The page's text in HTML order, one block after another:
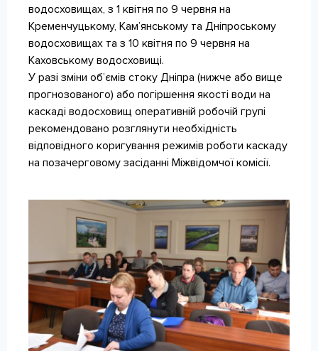
водосховищах, з 1 квітня по 9 червня на
Кременчуцькому, Кам’янському та Дніпроському
водосховищах та з 10 квітня по 9 червня на
Каховському водосховищі.
У разі зміни об’ємів стоку Дніпра (нижче або вище
прогнозованого) або погіршення якості води на
каскаді водосховищ оперативній робочій групі
рекомендовано розглянути необхідність
відповідного коригування режимів роботи каскаду
на позачерговому засіданні Міжвідомчої комісії.